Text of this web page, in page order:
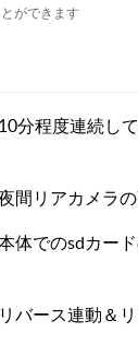
ができます
分程度連続し
間リアカメラ
体でのsdカー
バース連動＆